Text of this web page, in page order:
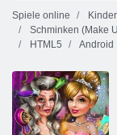
Spiele online
Schminken (Make
HTML5
Android